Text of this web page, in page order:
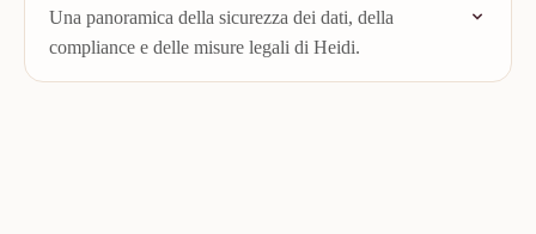
Una panoramica della sicurezza dei dati, della
compliance e delle misure legali di Heidi.